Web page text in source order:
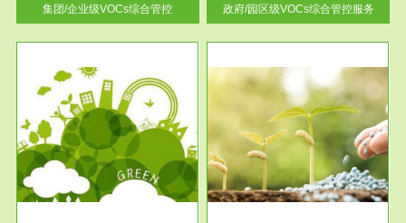
集团/企业级VOCs综合管控 政府/园区级VOCs综合管控服务
服务范围
土壤修复